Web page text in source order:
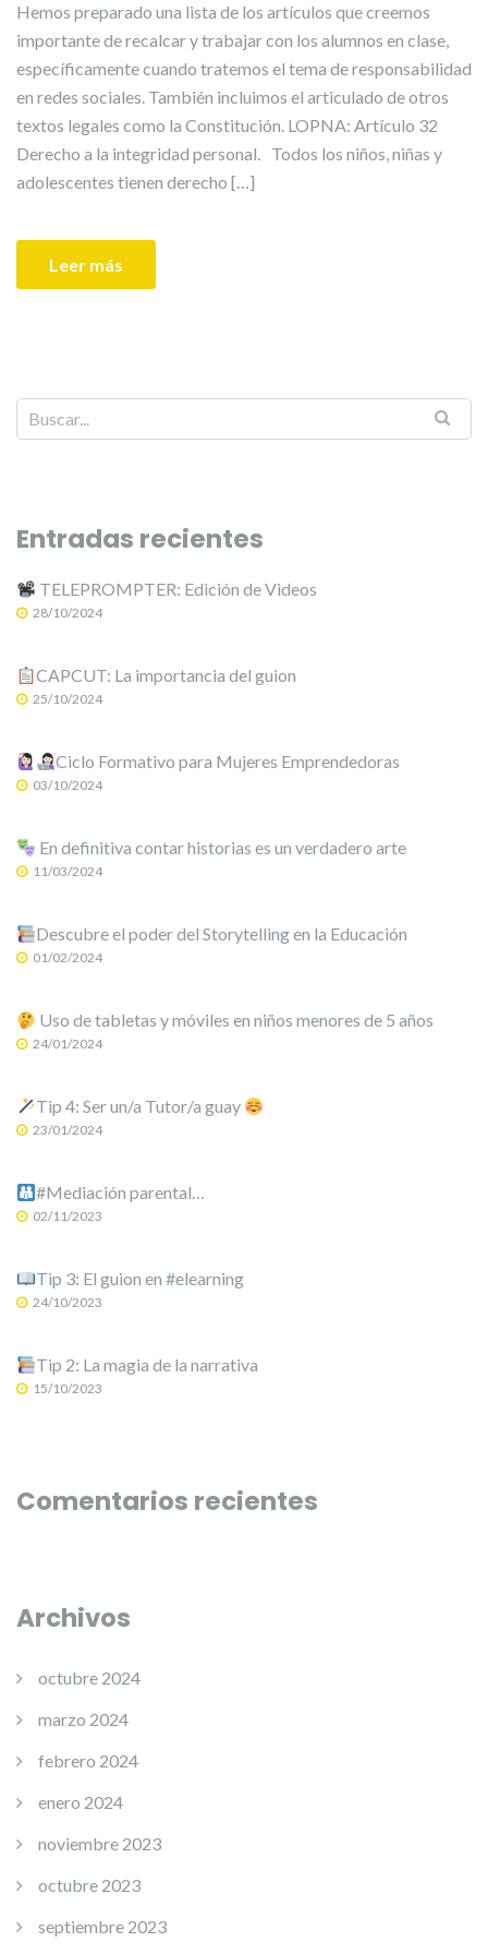
Hemos preparado una lista de los artículos que creemos
importante de recalcar y trabajar con los alumnos en clase,
específicamente cuando tratemos el tema de responsabilidad
en redes sociales. También incluimos el articulado de otros
textos legales como la Constitución. LOPNA: Artículo 32
Derecho a la integridad personal. Todos los niños, niñas y
adolescentes tienen derecho […]
Leer más
Entradas recientes
TELEPROMPTER: Edición de Videos
28/10/2024
CAPCUT: La importancia del guion
25/10/2024
Ciclo Formativo para Mujeres Emprendedoras
03/10/2024
En definitiva contar historias es un verdadero arte
11/03/2024
Descubre el poder del Storytelling en la Educación
01/02/2024
Uso de tabletas y móviles en niños menores de 5 años
24/01/2024
Tip 4: Ser un/a Tutor/a guay
23/01/2024
#Mediación parental…
02/11/2023
Tip 3: El guion en #elearning
24/10/2023
Tip 2: La magia de la narrativa
15/10/2023
Comentarios recientes
Archivos
octubre 2024
marzo 2024
febrero 2024
enero 2024
noviembre 2023
octubre 2023
septiembre 2023